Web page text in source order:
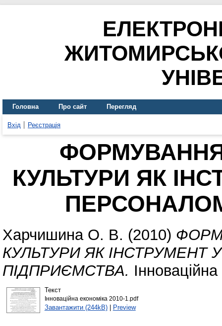
Головна Про сайт Перегляд
Вхід Реєстрація
ФОРМУВАННЯ
КУЛЬТУРИ ЯК
Харчишина О. В. (2010)
КУЛЬТУРИ ЯК
ПІДПРИЄМСТВА.
Текст
Інноваційна економіка 2010-1.pdf
Завантажити (244kB)| Preview